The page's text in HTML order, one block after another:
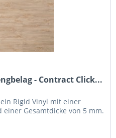
- Contract Click...
Rigid Vinyl mit einer
Gesamtdicke von 5 mm.